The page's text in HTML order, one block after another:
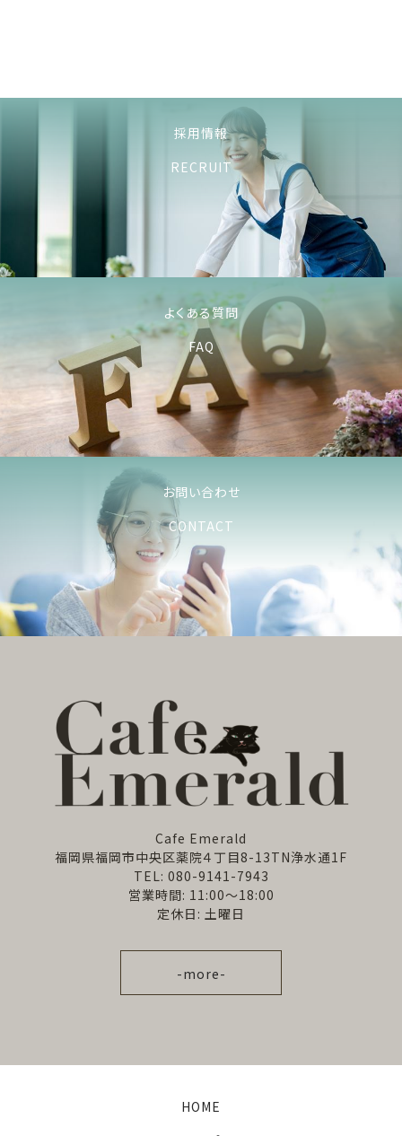
採用情報
RECRUIT
よくある質問
FAQ
お問い合わせ
CONTACT
Cafe Emerald
福岡県福岡市中央区薬院４丁目8-13TN浄水通1F
TEL: 080-9141-7943
営業時間: 11:00～18:00
定休日: 土曜日
-more-
HOME